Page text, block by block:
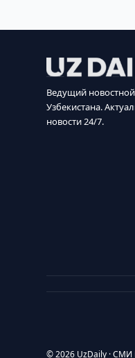
Ведущий
Узбекистана.
новости 24/7.
© 2026 UzDaily ·